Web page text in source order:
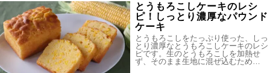
とうもろこしケーキのレシ
ピ！しっとり濃厚なパウンド
ケーキ
とうもろこしをたっぷり使った、しっ
とり濃厚なとうもろこしケーキのレシ
ピです。生のとうもろこしを加熱せ
ず、そのまま生地に混ぜ込むため…